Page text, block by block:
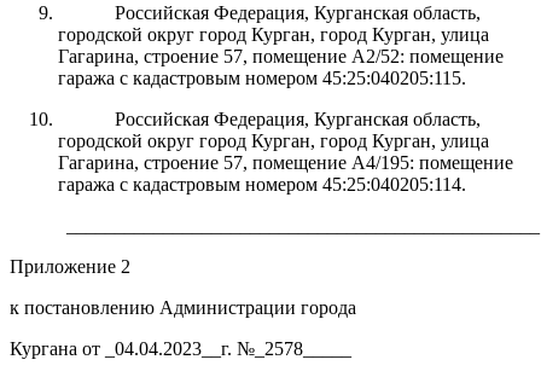
Российская Федерация, Курганская область,
городской округ город Курган, город Курган, улица
Гагарина, строение 57, помещение А2/52: помещение
гаража с кадастровым номером 45:25:040205:115.
Российская Федерация, Курганская область,
городской округ город Курган, город Курган, улица
Гагарина, строение 57, помещение А4/195: помещение
гаража с кадастровым номером 45:25:040205:114.
Приложение 2
к постановлению Администрации города
Кургана от _04.04.2023__г. №_2578_____